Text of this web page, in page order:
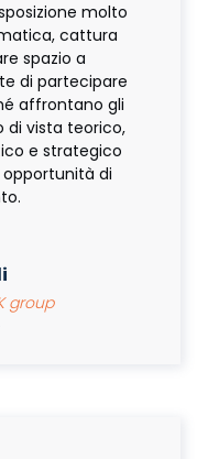
molto
cattura
spazio a
di partecipare
affrontano gli
di vista teorico,
e strategico
di
group